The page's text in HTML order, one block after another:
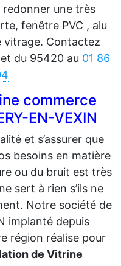
redonner une très
fenêtre PVC , alu
vitrage. Contactez
du 95420 au 01 86
commerce
EN-VEXIN
et s’assurer que
besoins en matière
ou du bruit est très
sert à rien s’ils ne
Notre société de
implanté depuis
région réalise pour
de Vitrine